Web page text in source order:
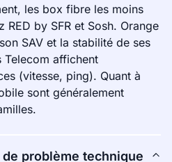
les box fibre les moins
by SFR et Sosh. Orange
SAV et la stabilité de ses
Telecom affichent
(vitesse, ping). Quant à
sont généralement
de problème technique